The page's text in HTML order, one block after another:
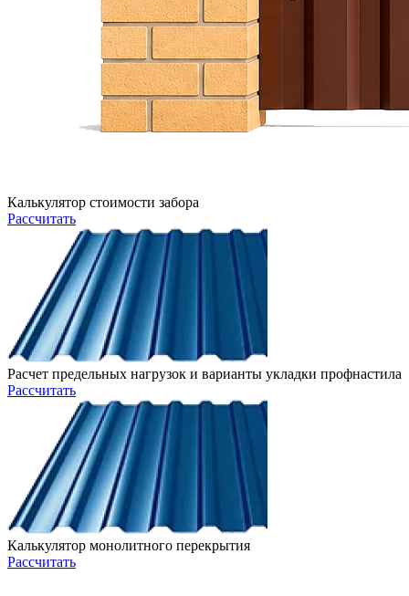
Калькулятор стоимости забора
Рассчитать
Расчет предельных нагрузок и варианты укладки профнастила
Рассчитать
Калькулятор монолитного перекрытия
Рассчитать